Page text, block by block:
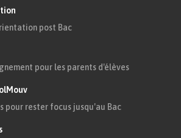
post Bac
pour les parents d'élèves
pour rester focus jusqu'au Bac